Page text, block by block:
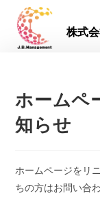
株式
ホームペ
知らせ
ホームページをリ
ちの方はお問い合